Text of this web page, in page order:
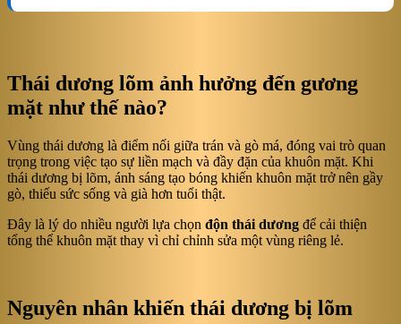
Thái dương lõm ảnh hưởng đến gương
mặt như thế nào?
Vùng thái dương là điểm nối giữa trán và gò má, đóng vai trò quan
trọng trong việc tạo sự liền mạch và đầy đặn của khuôn mặt. Khi
thái dương bị lõm, ánh sáng tạo bóng khiến khuôn mặt trở nên gầy
gò, thiếu sức sống và già hơn tuổi thật.
Đây là lý do nhiều người lựa chọn độn thái dương để cải thiện
tổng thể khuôn mặt thay vì chỉ chỉnh sửa một vùng riêng lẻ.
Nguyên nhân khiến thái dương bị lõm